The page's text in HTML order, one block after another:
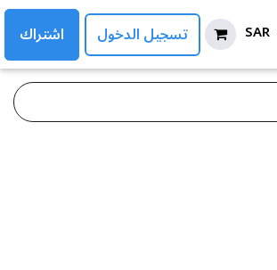
SAR تسجيل الدخول اشتراك